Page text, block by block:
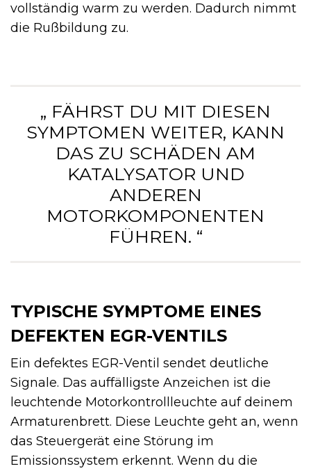
vollständig warm zu werden. Dadurch nimmt
die Rußbildung zu.
„ FÄHRST DU MIT DIESEN
SYMPTOMEN WEITER, KANN
DAS ZU SCHÄDEN AM
KATALYSATOR UND
ANDEREN
MOTORKOMPONENTEN
FÜHREN. “
TYPISCHE SYMPTOME EINES
DEFEKTEN EGR-VENTILS
Ein defektes EGR-Ventil sendet deutliche
Signale. Das auffälligste Anzeichen ist die
leuchtende Motorkontrollleuchte auf deinem
Armaturenbrett. Diese Leuchte geht an, wenn
das Steuergerät eine Störung im
Emissionssystem erkennt. Wenn du die